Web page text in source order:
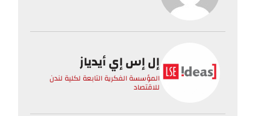
إل إس إي أيدياز
المؤسسة الفكرية التابعة لكلية لندن
للاقتصاد